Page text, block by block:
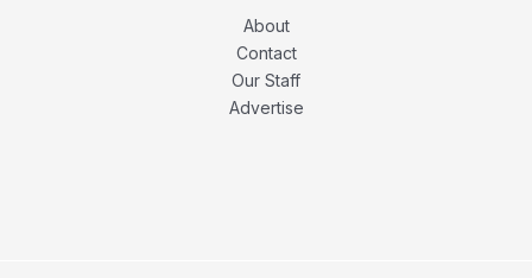
About
Contact
Our Staff
Advertise